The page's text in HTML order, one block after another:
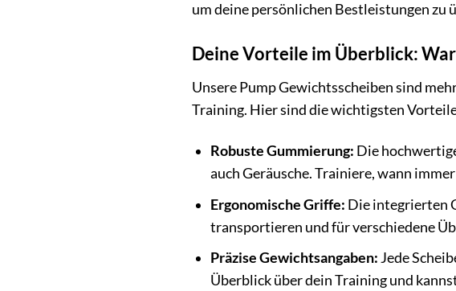
um deine persönlichen Bestleistungen zu
Deine Vorteile im Überblick:
Unsere Pump Gewichtsscheiben sind
Training. Hier sind die wichtigsten
Robuste Gummierung: Die
auch Geräusche. Trainiere, wann
Ergonomische Griffe: Die integrierten
transportieren und für verschiedene
Präzise Gewichtsangaben: Jede
Überblick über dein Training und